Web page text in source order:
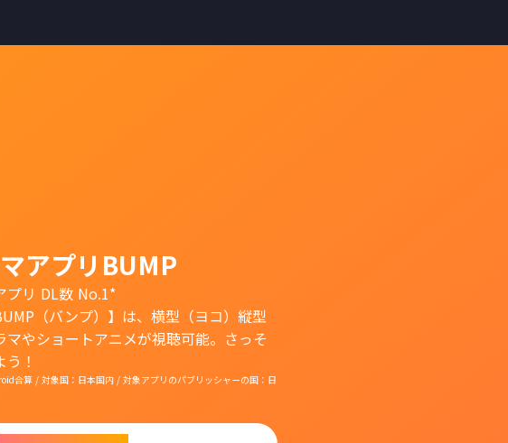
アプリBUMP
プリ DL数 No.1*
（バンプ）】は、横型（ヨコ）縦型
マやショートアニメが視聴可能。さっそ
！
合算 / 対象国：日本国内 / 対象アプリのパブリッシャーの国：日